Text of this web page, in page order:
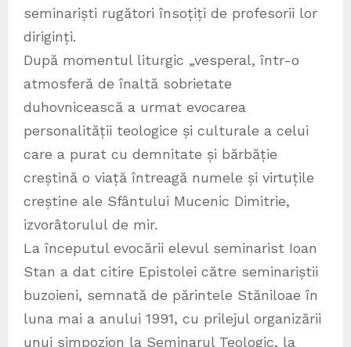
seminariști rugători însoțiți de profesorii lor
diriginți.
După momentul liturgic „vesperal, într-o
atmosferă de înaltă sobrietate
duhovnicească a urmat evocarea
personalității teologice și culturale a celui
care a purat cu demnitate și bărbăție
creștină o viață întreagă numele și virtuțile
creștine ale Sfântului Mucenic Dimitrie,
izvorâtorulul de mir.
La începutul evocării elevul seminarist Ioan
Stan a dat citire Epistolei către seminariștii
buzoieni, semnată de părintele Stăniloae în
luna mai a anului 1991, cu prilejul organizării
unui simpozion la Seminarul Teologic, la